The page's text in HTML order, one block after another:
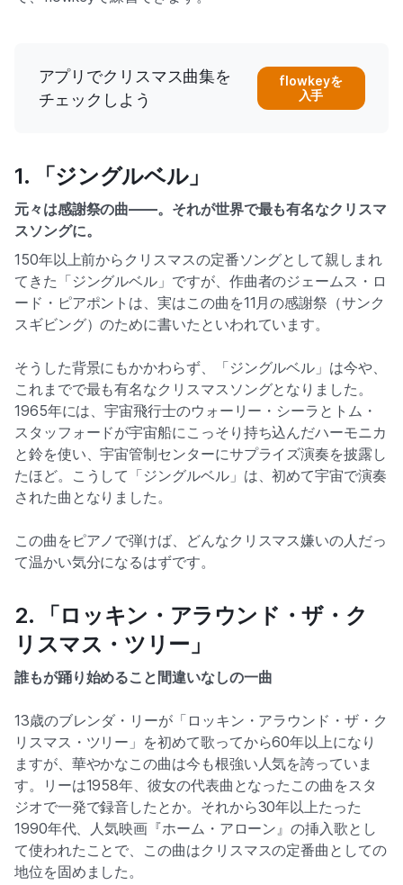
アプリでクリスマス曲集を
チェックしよう
flowkeyを
入手
1. 「ジングルベル」
元々は感謝祭の曲——。それが世界で最も有名なクリスマ
スソングに。
▶
By clicking, data will be transferred to YouTube / Google
150年以上前からクリスマスの定番ソングとして親しまれ
てきた「ジングルベル」ですが、作曲者のジェームス・ロ
ード・ピアポントは、実はこの曲を11月の感謝祭（サンク
スギビング）のために書いたといわれています。
そうした背景にもかかわらず、「ジングルベル」は今や、
これまでで最も有名なクリスマスソングとなりました。
1965年には、宇宙飛行士のウォーリー・シーラとトム・
スタッフォードが宇宙船にこっそり持ち込んだハーモニカ
と鈴を使い、宇宙管制センターにサプライズ演奏を披露し
たほど。こうして「ジングルベル」は、初めて宇宙で演奏
された曲となりました。
この曲をピアノで弾けば、どんなクリスマス嫌いの人だっ
て温かい気分になるはずです。
2. 「ロッキン・アラウンド・ザ・ク
リスマス・ツリー」
誰もが踊り始めること間違いなしの一曲
13歳のブレンダ・リーが「ロッキン・アラウンド・ザ・ク
リスマス・ツリー」を初めて歌ってから60年以上になり
ますが、華やかなこの曲は今も根強い人気を誇っていま
す。リーは1958年、彼女の代表曲となったこの曲をスタ
ジオで一発で録音したとか。それから30年以上たった
1990年代、人気映画『ホーム・アローン』の挿入歌とし
て使われたことで、この曲はクリスマスの定番曲としての
地位を固めました。